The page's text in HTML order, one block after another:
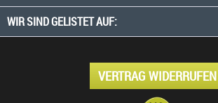
WIR SIND GELISTET AUF:
VERTRAG WIDERRUFEN